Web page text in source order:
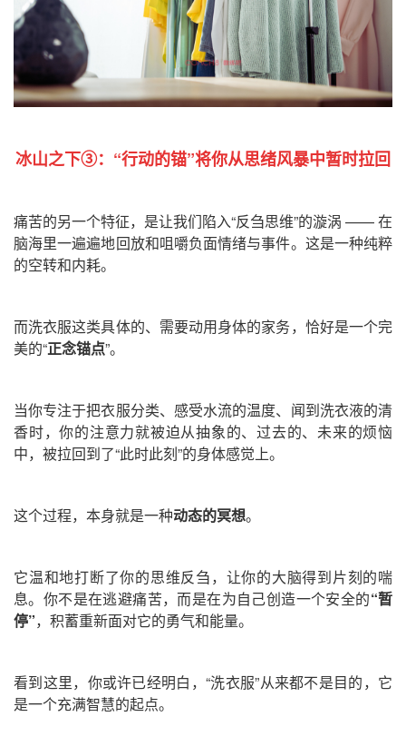
冰山之下③： “行动的锚”将你从思绪风暴中暂时拉回
痛苦的另一个特征，是让我们陷入“反刍思维”的漩涡 —— 在
脑海里一遍遍地回放和咀嚼负面情绪与事件。这是一种纯粹
的空转和内耗。
而洗衣服这类具体的、需要动用身体的家务，恰好是一个完
美的“正念锚点”。
当你专注于把衣服分类、感受水流的温度、闻到洗衣液的清
香时，你的注意力就被迫从抽象的、过去的、未来的烦恼
中，被拉回到了“此时此刻”的身体感觉上。
这个过程，本身就是一种动态的冥想。
它温和地打断了你的思维反刍，让你的大脑得到片刻的喘
息。你不是在逃避痛苦，而是在为自己创造一个安全的“暂
停”，积蓄重新面对它的勇气和能量。
看到这里，你或许已经明白，“洗衣服”从来都不是目的，它
是一个充满智慧的起点。